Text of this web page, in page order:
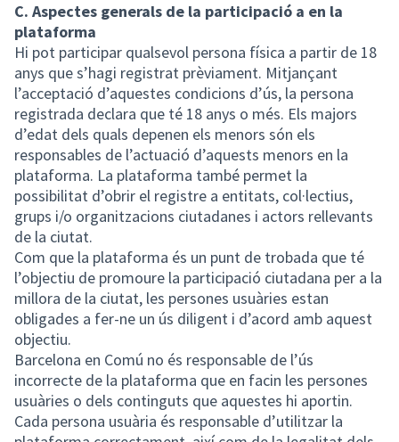
C. Aspectes generals de la participació a en la
plataforma
Hi pot participar qualsevol persona física a partir de 18
anys que s’hagi registrat prèviament. Mitjançant
l’acceptació d’aquestes condicions d’ús, la persona
registrada declara que té 18 anys o més. Els majors
d’edat dels quals depenen els menors són els
responsables de l’actuació d’aquests menors en la
plataforma. La plataforma també permet la
possibilitat d’obrir el registre a entitats, col·lectius,
grups i/o organitzacions ciutadanes i actors rellevants
de la ciutat.
Com que la plataforma és un punt de trobada que té
l’objectiu de promoure la participació ciutadana per a la
millora de la ciutat, les persones usuàries estan
obligades a fer-ne un ús diligent i d’acord amb aquest
objectiu.
Barcelona en Comú no és responsable de l’ús
incorrecte de la plataforma que en facin les persones
usuàries o dels continguts que aquestes hi aportin.
Cada persona usuària és responsable d’utilitzar la